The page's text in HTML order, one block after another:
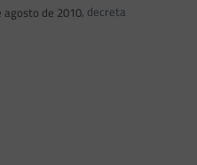
agosto de 2010, decreta